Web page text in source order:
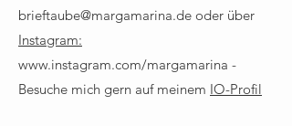
brieftaube@margamarina.de oder über
Instagram:
www.instagram.com/margamarina -
Besuche mich gern auf meinem IO-Profil